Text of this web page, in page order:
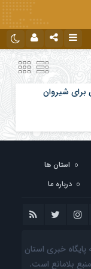
استان ها
درباره ما
خبری استان
بلامانع است.